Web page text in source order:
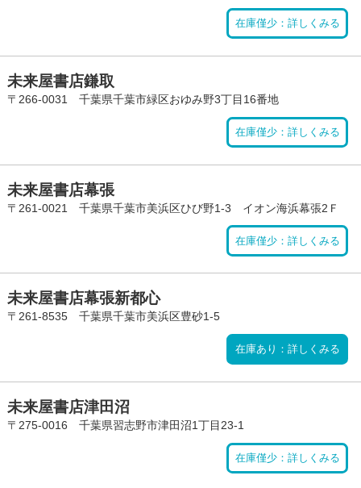
在庫僅少：詳しくみる
未来屋書店鎌取
〒266-0031 千葉県千葉市緑区おゆみ野3丁目16番地
在庫僅少：詳しくみる
未来屋書店幕張
〒261-0021 千葉県千葉市美浜区ひび野1-3 イオン海浜幕張2Ｆ
在庫僅少：詳しくみる
未来屋書店幕張新都心
〒261-8535 千葉県千葉市美浜区豊砂1-5
在庫あり：詳しくみる
未来屋書店津田沼
〒275-0016 千葉県習志野市津田沼1丁目23-1
在庫僅少：詳しくみる